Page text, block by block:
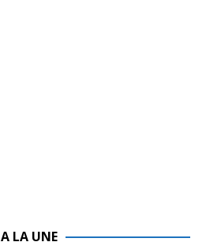
A LA UNE